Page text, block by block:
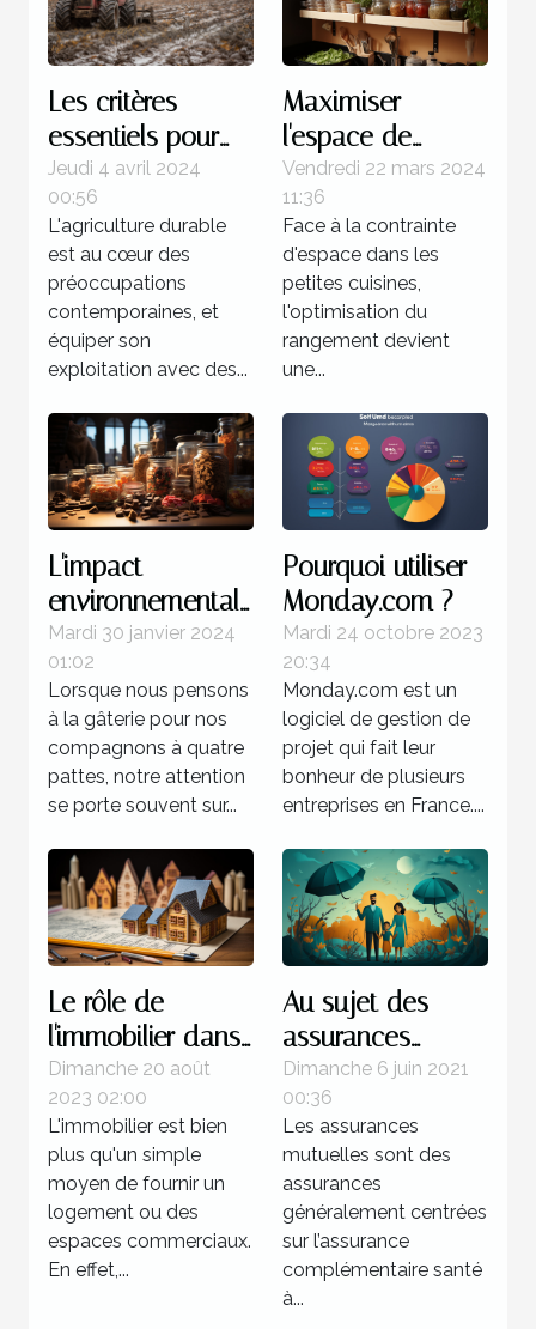
Les critères
essentiels pour
choisir des outils
du sol non
animés
d'occasion pour
une agriculture
durable
Jeudi 4 avril 2024
00:56
L'agriculture durable
est au cœur des
préoccupations
contemporaines, et
équiper son
exploitation avec des...
Maximiser
l'espace de
rangement dans
une petite cuisine
avec des
solutions
économiques
Vendredi 22 mars 2024
11:36
Face à la contrainte
d'espace dans les
petites cuisines,
l'optimisation du
rangement devient
une...
L'impact
environnemental
de la production
des friandises
pour animaux
Mardi 30 janvier 2024
01:02
Lorsque nous pensons
à la gâterie pour nos
compagnons à quatre
pattes, notre attention
se porte souvent sur...
Pourquoi utiliser
Monday.com ?
Mardi 24 octobre 2023
20:34
Monday.com est un
logiciel de gestion de
projet qui fait leur
bonheur de plusieurs
entreprises en France....
Le rôle de
l'immobilier dans
le
développement
économique
Dimanche 20 août
2023 02:00
L'immobilier est bien
plus qu'un simple
moyen de fournir un
logement ou des
espaces commerciaux.
En effet,...
Au sujet des
assurances
mutuelles :
parlons-en !
Dimanche 6 juin 2021
00:36
Les assurances
mutuelles sont des
assurances
généralement centrées
sur l’assurance
complémentaire santé
à...